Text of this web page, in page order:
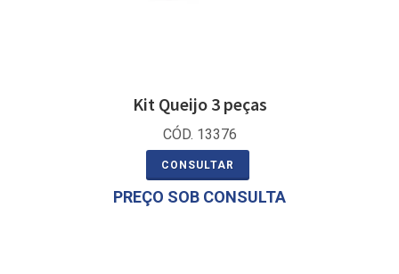
Kit Queijo 3 peças
CÓD. 13376
CONSULTAR
PREÇO SOB CONSULTA